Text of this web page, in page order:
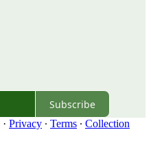
Subscribe
· Privacy ∙ Terms ∙ Collection